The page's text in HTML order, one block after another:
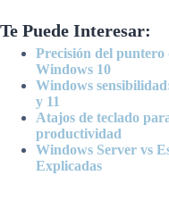
Te Puede Interesar:
Precisión del puntero
Windows 10
Windows
y 11
Atajos de teclado
productividad
Windows Server vs
Explicadas